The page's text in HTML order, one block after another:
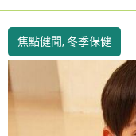
焦點健聞,冬季保健